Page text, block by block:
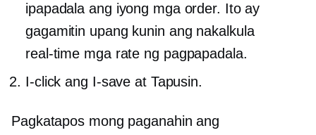
ipapadala ang iyong mga order. Ito ay
gagamitin upang kunin ang nakalkula
real-time mga rate ng pagpapadala.
I-click ang I-save at Tapusin.
Pagkatapos mong paganahin ang